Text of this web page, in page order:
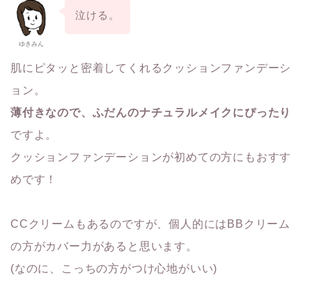
ゆきみん
泣ける。
肌にピタッと密着してくれるクッションファンデーシ
ョン。
薄付きなので、ふだんのナチュラルメイクにぴったり
ですよ。
クッションファンデーションが初めての方にもおすす
めです！
CCクリームもあるのですが、個人的にはBBクリーム
の方がカバー力があると思います。
(なのに、こっちの方がつけ心地がいい)